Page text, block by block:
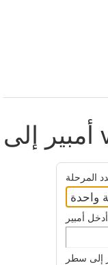
أدخل أمبير